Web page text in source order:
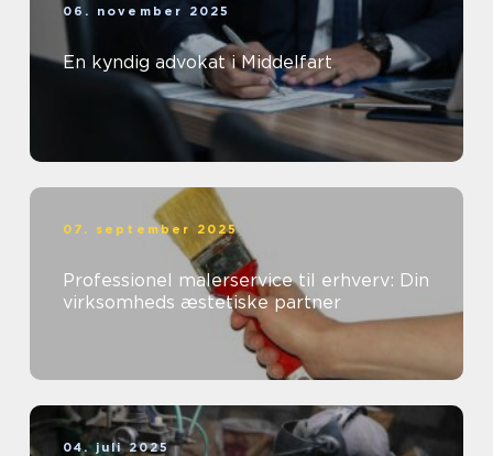
06. november 2025
En kyndig advokat i Middelfart
07. september 2025
Professionel malerservice til erhverv: Din
virksomheds æstetiske partner
04. juli 2025